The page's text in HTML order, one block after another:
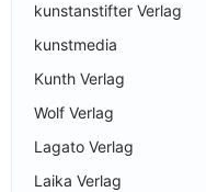
kunstanstifter Verlag
kunstmedia
Kunth Verlag
Wolf Verlag
Lagato Verlag
Laika Verlag